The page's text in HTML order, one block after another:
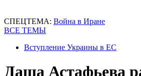
СПЕЦТЕМА: Война в Иране
ВСЕ ТЕМЫ
Вступление Украины в ЕС
Даша Астафьева